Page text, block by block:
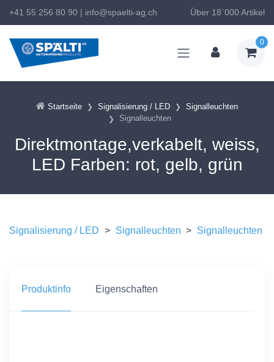
+41 55 256 80 90 | info@spaelti-ag.ch Über 18`000 Artikel
0
Startseite Signalisierung / LED
Signalleuchten
Signalleuchten
Direktmontage,verkabelt, weiss,
LED Farben: rot, gelb, grün
Signalisierung / LED > Signalleuchten > Signalleuchten
Produktinfo Eigenschaften